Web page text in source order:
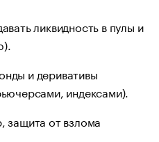
ликвидность в пулы и
и деривативы
индексами).
защита от взлома